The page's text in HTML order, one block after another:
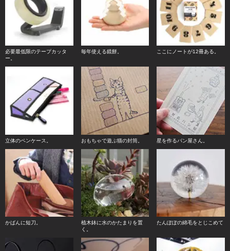
必要最低限のテープカッタ
ー。
毎年使える鏡餅。 ここにノートが12冊ある。
立体のペンケース。 おもちゃで遊ぶ猫の封筒。 星を作るパン屋さん。
かばんに短刀。
植木鉢に水のかたまりを置
く。
たんぽぽの綿毛をとじこめて